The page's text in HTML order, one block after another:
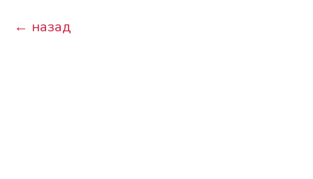
← назад